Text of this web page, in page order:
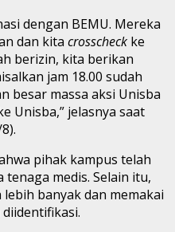
dengan BEMU. Mereka
dan kita crosscheck ke
berizin, kita berikan
jam 18.00 sudah
besar massa aksi Unisba
Unisba,” jelasnya saat
pihak kampus telah
medis. Selain itu,
banyak dan memakai